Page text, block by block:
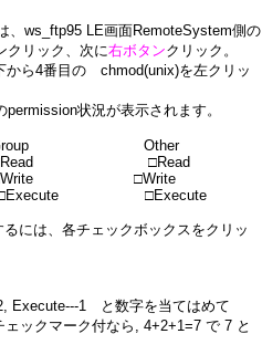
LE画面RemoteSystem側の
ック、次に右ボタンクリック。
番目の chmod(unix)を左クリッ
状況が表示されます。
Other
□Read
□Write
□Execute
、各チェックボックスをクリッ
1 と数字を当てはめて
マーク付なら, 4+2+1=7 で 7 と